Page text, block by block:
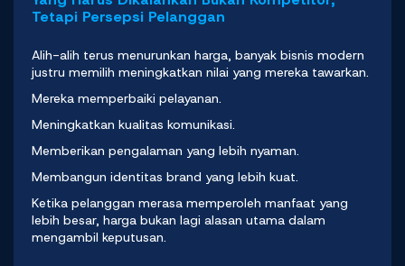
Tetapi Persepsi Pelanggan
Alih-alih terus menurunkan harga, banyak bisnis modern
justru memilih meningkatkan nilai yang mereka tawarkan.
Mereka memperbaiki pelayanan.
Meningkatkan kualitas komunikasi.
Memberikan pengalaman yang lebih nyaman.
Membangun identitas brand yang lebih kuat.
Ketika pelanggan merasa memperoleh manfaat yang
lebih besar, harga bukan lagi alasan utama dalam
mengambil keputusan.